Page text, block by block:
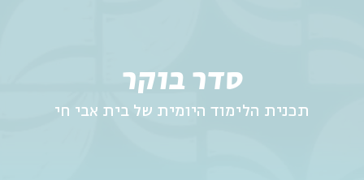
סדר בוקר
תכנית הלימוד היומית של בית אבי חי